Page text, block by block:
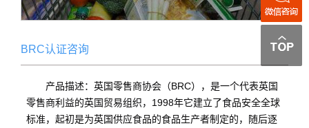
BRC认证咨询
产品描述：英国零售商协会（BRC），是一个代表英国
零售商利益的英国贸易组织，1998年它建立了食品安全全球
标准，起初是为英国供应食品的食品生产者制定的，随后逐